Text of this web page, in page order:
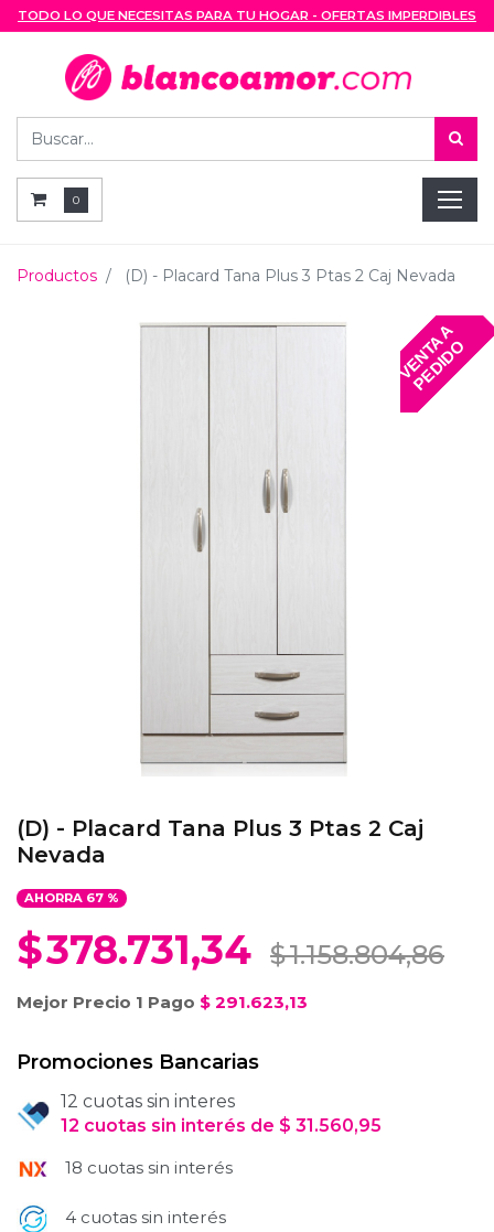
TODO LO QUE NECESITAS PARA TU HOGAR - OFERTAS IMPERDIBLES
0
Productos (D) - Placard Tana Plus 3 Ptas 2 Caj Nevada
V
E
N
T
A
A
P
E
D
I
D
O
(D) - Placard Tana Plus 3 Ptas 2 Caj
Nevada
AHORRA 67%
$378.731,34 $1.158.804,86
Mejor Precio 1 Pago $ 291.623,13
Promociones Bancarias
12 cuotas sin interes
12 cuotas sin interés de $ 31.560,95
18 cuotas sin interés
4 cuotas sin interés